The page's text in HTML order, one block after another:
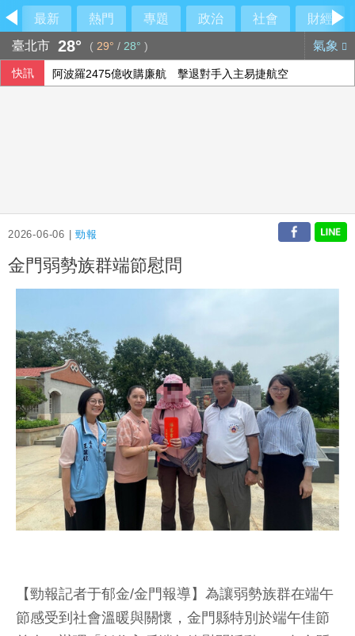
最新 熱門 專題 政治 社會
財經
臺北市 28° ( 29° / 28° ) 氣象
快訊 阿波羅2475億收購廉航 擊退對手入主易捷航空
2026-06-06 |勁報
金門弱勢族群端節慰問
【勁報記者于郁金/金門報導】為讓弱勢族群在端午
節感受到社會溫暖與關懷，金門縣特別於端午佳節